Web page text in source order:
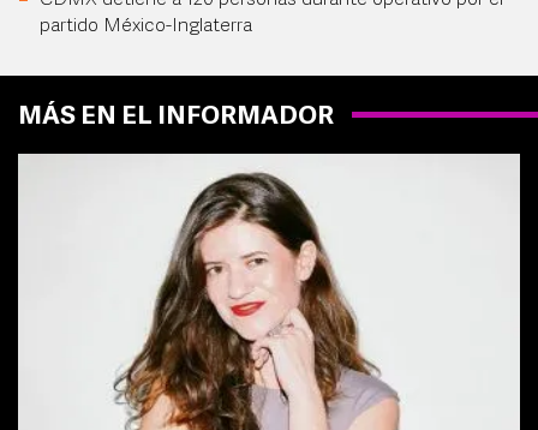
partido México-Inglaterra
MÁS EN EL INFORMADOR